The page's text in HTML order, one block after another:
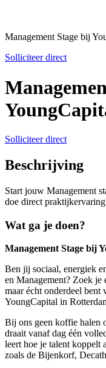
Management Stage bij
Solliciteer direct
Solliciteer direct
Beschrijving
Start jouw Management
doe direct
Wat ga je doen?
Management Stage bij
Ben jij sociaal, energiek
en Management? Zoek je
maar écht onderdeel bent
YoungCapital in
Bij ons geen koffie halen
draait vanaf dag één
leert hoe je talent koppelt
zoals de Bijenkorf,